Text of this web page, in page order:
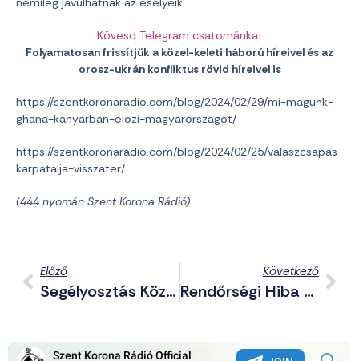
Kövesd Telegram csatornánkat
Folyamatosan frissítjük a közel-keleti háború híreivel és az
orosz-ukrán konfliktus rövid híreivel is
https://szentkoronaradio.com/blog/2024/02/29/mi-magunk-
ghana-kanyarban-elozi-magyarorszagot/
https://szentkoronaradio.com/blog/2024/02/25/valaszcsapas-
karpatalja-visszater/
(444 nyomán Szent Korona Rádió)
Előző
Segélyosztás Közben Öltek Meg Minimum 112 Palesztint Gázában A Zsidó Terroristák (videók)
Következő
Rendőrségi Hiba Miatt Szökött Meg A Házi Őrizetből A Homokos Pedofil